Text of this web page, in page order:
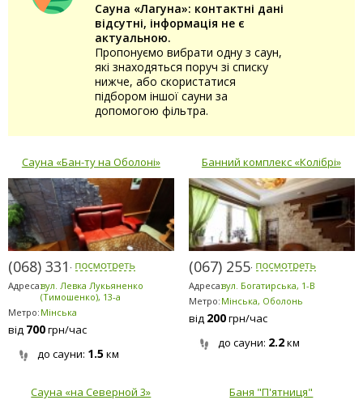
Сауна «Лагуна»: контактні дані
відсутні, інформація не є
актуальною.
Пропонуємо вибрати одну з саун,
які знаходяться поруч зі списку
нижче, або скористатися
підбором іншої сауни за
допомогою фільтра.
Сауна «Бан-ту на Оболоні»
(068) 331-4141
Адреса:вул. Левка Лукьяненко
(Тимошенко), 13-а
Метро: Мінська
від 700грн/час
до сауни: 1.5км
Банний комплекс «Колібрі»
(067) 255-0777
Адреса:вул. Богатирська, 1-В
Метро: Мінська, Оболонь
від 200грн/час
до сауни: 2.2км
Сауна «на Северной 3» Баня "П'ятниця"